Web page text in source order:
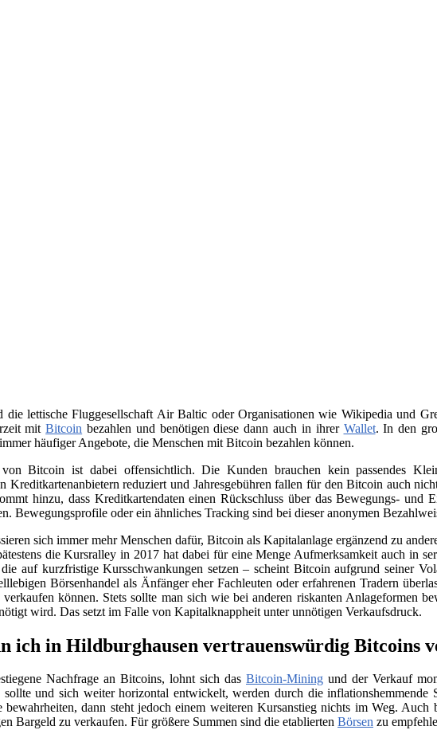
lettische Fluggesellschaft Air Baltic oder Organisationen wie Wikipedia und
mitBitcoin bezahlen und benötigen diese dann auch in ihrer Wallet. In den
häufiger Angebote, die Menschen mit Bitcoin bezahlen können.
Bitcoin ist dabei offensichtlich. Die Kunden brauchen kein passendes
Kreditkartenanbietern reduziert und Jahresgebühren fallen für den Bitcoin auch
hinzu, dass Kreditkartendaten einen Rückschluss über das Bewegungs- und
Bewegungsprofile oder ein ähnliches Tracking sind bei dieser anonymen
sich immer mehr Menschen dafür, Bitcoin als Kapitalanlage ergänzend zu
die Kursralley in 2017 hat dabei für eine Menge Aufmerksamkeit auch in
auf kurzfristige Kursschwankungen setzen – scheint Bitcoin aufgrund seiner
Börsenhandel als Änfänger eher Fachleuten oder erfahrenen Tradern
können. Stets sollte man sich wie bei anderen riskanten Anlageformen
wird. Das setzt im Falle von Kapitalknappheit unter unnötigen Verkaufsdruck.
ich in Hildburghausen vertrauenswürdig Bitcoins
Nachfrage an Bitcoins, lohnt sich das Bitcoin-Mining und der Verkauf
sollte und sich weiter horizontal entwickelt, werden durch die inflationshemmende
dann steht jedoch einem weiteren Kursanstieg nichts im Weg.
Bargeld zu verkaufen. Für größere Summen sind die etablierten Börsen zu